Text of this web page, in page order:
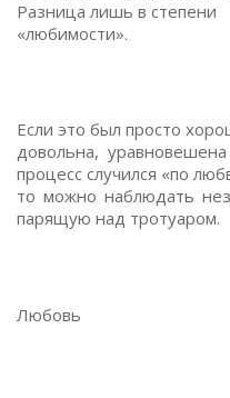
Разница лишь в степени
«любимости».
Если это был просто
довольна,
процесс случился «по
то можно наблюдать
парящую над тротуаром.
Любовь